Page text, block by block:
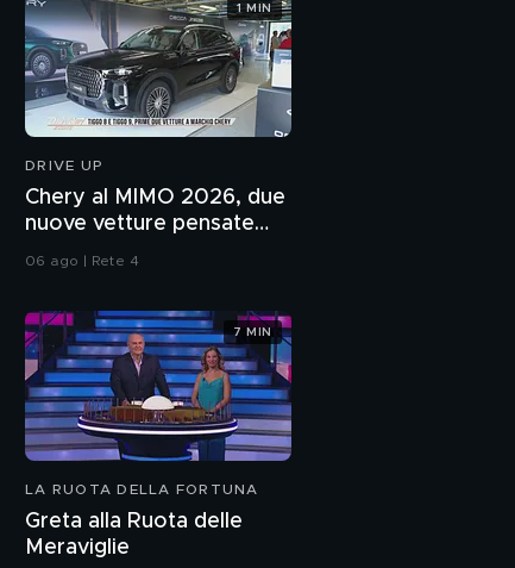
DRIVE UP
Chery al MIMO 2026, due
nuove vetture pensate
per le famiglie
06 ago | Rete 4
1 MIN
LA RUOTA DELLA FORTUNA
Greta alla Ruota delle
Meraviglie
7 MIN